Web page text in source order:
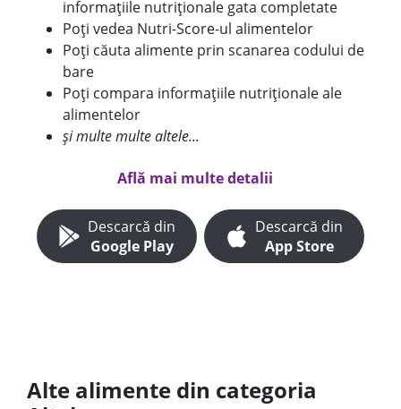
informațiile nutriționale gata completate
Poți vedea Nutri-Score-ul alimentelor
Poți căuta alimente prin scanarea codului de
bare
Poți compara informațiile nutriționale ale
alimentelor
și multe multe altele...
Află mai multe detalii
Descarcă din
Google Play
Descarcă din
App Store
Alte alimente din categoria